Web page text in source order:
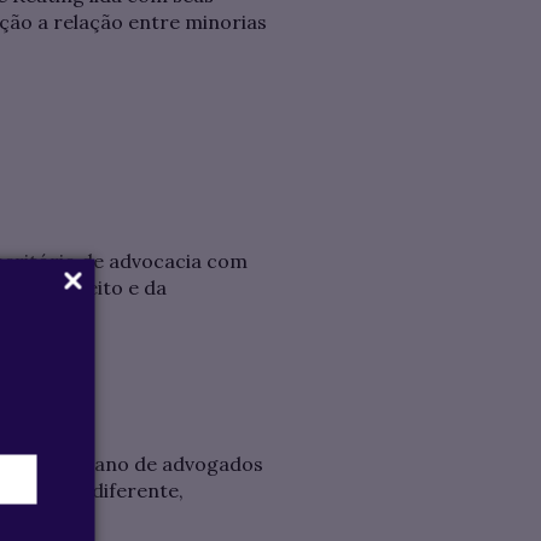
a relação entre minorias
de advocacia com
do Direito e da
o cotidiano de advogados
um caso diferente,